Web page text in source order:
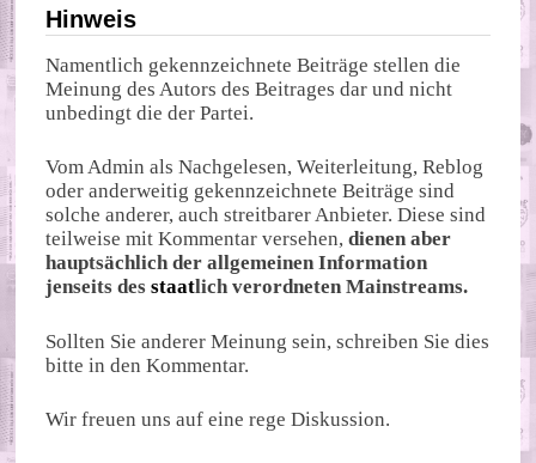
Hinweis
Namentlich gekennzeichnete Beiträge stellen die
Meinung des Autors des Beitrages dar und nicht
unbedingt die der Partei.
Vom Admin als Nachgelesen, Weiterleitung, Reblog
oder anderweitig gekennzeichnete Beiträge sind
solche anderer, auch streitbarer Anbieter. Diese sind
teilweise mit Kommentar versehen,dienen aber
hauptsächlich der allgemeinen Information
jenseits desstaatlich verordneten Mainstreams.
Sollten Sie anderer Meinung sein, schreiben Sie dies
bitte in den Kommentar.
Wir freuen uns auf eine rege Diskussion.